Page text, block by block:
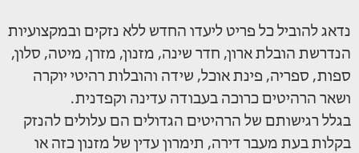
נדאג להוביל כל פריט ליעדו החדש ללא נזקים ובמקצועיות
הנדרשת הובלת ארון, חדר שינה, מזנון, מזרן, מיטה, סלון,
ספות, ספריה, פינת אוכל, שידה והובלות רהיטי יוקרה
ושאר הרהיטים כרוכה בעבודה עדינה וקפדנית.
בגלל רגישותם של הרהיטים הגדולים הם עלולים להנזק
בקלות בעת מעבר דירה, תימרון עדין של מזנון כזה או